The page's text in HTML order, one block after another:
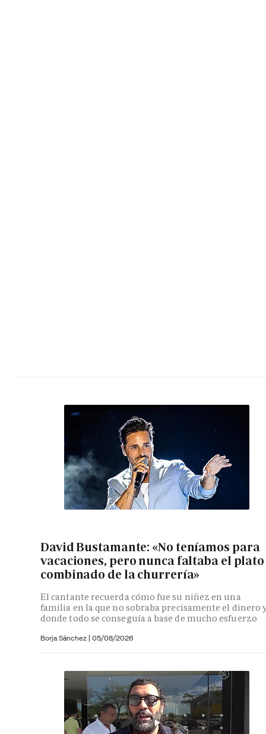
David Bustamante: «No teníamos para
vacaciones, pero nunca faltaba el plato
combinado de la churrería»
El cantante recuerda cómo fue su niñez en una
familia en la que no sobraba precisamente el dinero
donde todo se conseguía a base de mucho esfuerzo
Borja Sánchez | 05/08/2026